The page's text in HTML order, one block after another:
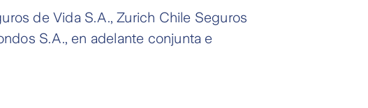
de Vida S.A., Zurich Chile Seguros
S.A., en adelante conjunta e